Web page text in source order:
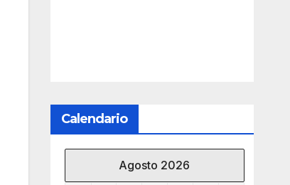
Calendario
Agosto 2026